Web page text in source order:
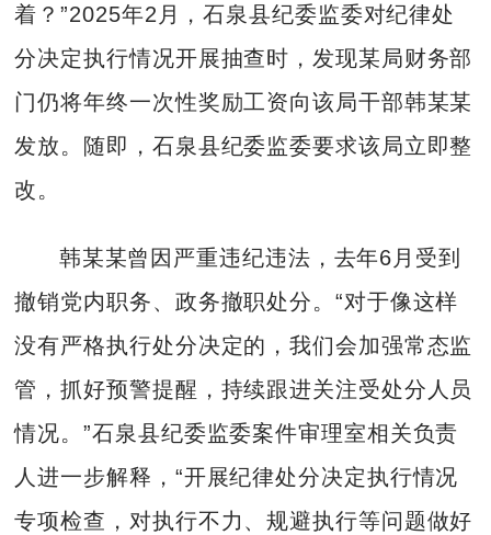
着？”2025年2月，石泉县纪委监委对纪律处
分决定执行情况开展抽查时，发现某局财务部
门仍将年终一次性奖励工资向该局干部韩某某
发放。随即，石泉县纪委监委要求该局立即整
改。
韩某某曾因严重违纪违法，去年6月受到
撤销党内职务、政务撤职处分。“对于像这样
没有严格执行处分决定的，我们会加强常态监
管，抓好预警提醒，持续跟进关注受处分人员
情况。”石泉县纪委监委案件审理室相关负责
人进一步解释，“开展纪律处分决定执行情况
专项检查，对执行不力、规避执行等问题做好